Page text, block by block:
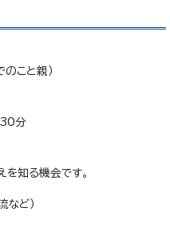
こと親）
分
知る機会です。
など）